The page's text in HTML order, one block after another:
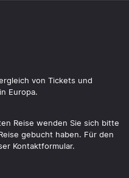
von Tickets und
Europa.
Reise wenden Sie sich bitte
gebucht haben. Für den
Kontaktformular.